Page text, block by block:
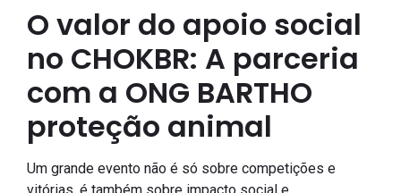
O valor do apoio social
no CHOKBR: A parceria
com a ONG BARTHO
proteção animal
Um grande evento não é só sobre competições e